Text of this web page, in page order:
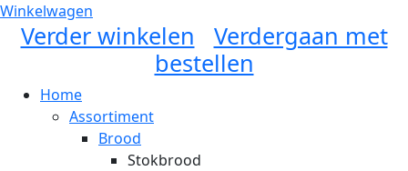
Winkelwagen
Verder winkelen
Verdergaan met
bestellen
Home
Assortiment
Brood
Stokbrood